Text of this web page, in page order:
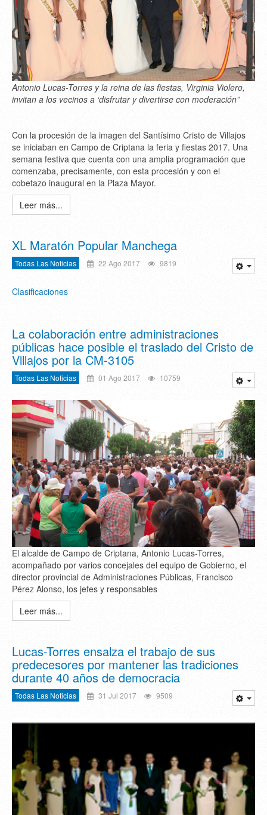
Antonio Lucas-Torres y la reina de las fiestas, Virginia Violero,
invitan a los vecinos a ‘disfrutar y divertirse con moderación”
Con la procesión de la imagen del Santísimo Cristo de Villajos
se iniciaban en Campo de Criptana la feria y fiestas 2017. Una
semana festiva que cuenta con una amplia programación que
comenzaba, precisamente, con esta procesión y con el
cobetazo inaugural en la Plaza Mayor.
Leer más...
XL Maratón Popular Manchega
Todas Las Noticias 22 Ago 2017 9819
Clasificaciones
La colaboración entre administraciones
públicas hace posible el traslado del Cristo de
Villajos por la CM-3105
Todas Las Noticias 01 Ago 2017 10759
El alcalde de Campo de Criptana, Antonio Lucas-Torres,
acompañado por varios concejales del equipo de Gobierno, el
director provincial de Administraciones Públicas, Francisco
Pérez Alonso, los jefes y responsables
Leer más...
Lucas-Torres ensalza el trabajo de sus
predecesores por mantener las tradiciones
durante 40 años de democracia
Todas Las Noticias 31 Jul 2017 9509